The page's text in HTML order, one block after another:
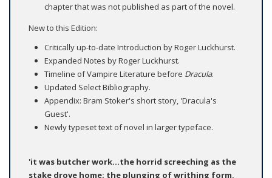
chapter that was not published as part of the novel.
New to this Edition:
Critically up-to-date Introduction by Roger Luckhurst.
Expanded Notes by Roger Luckhurst.
Timeline of Vampire Literature before Dracula.
Updated Select Bibliography.
Appendix: Bram Stoker's short story, 'Dracula's
Guest'.
Newly typeset text of novel in larger typeface.
'it was butcher work...the horrid screeching as the
stake drove home; the plunging of writhing form,